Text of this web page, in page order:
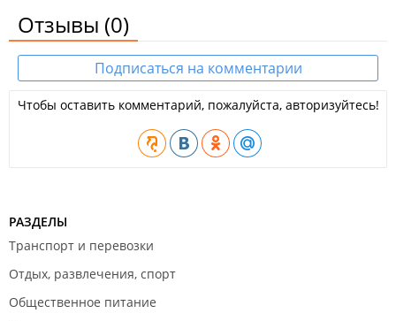
Отзывы (0)
Подписаться на комментарии
Чтобы оставить комментарий, пожалуйста, авторизуйтесь!
РАЗДЕЛЫ
Транспорт и перевозки
Отдых, развлечения, спорт
Общественное питание